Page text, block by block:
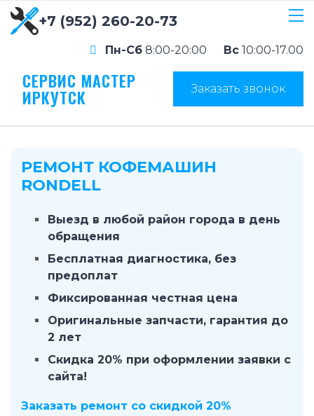
+7 (952) 260-20-73
Пн-Сб 8:00-20:00 Вс 10:00-17.00
СЕРВИС МАСТЕР
ИРКУТСК Заказать звонок
РЕМОНТ КОФЕМАШИН
RONDELL
Выезд в любой район города в день
обращения
Бесплатная диагностика, без
предоплат
Фиксированная честная цена
Оригинальные запчасти, гарантия до
2 лет
Скидка 20% при оформлении заявки с
сайта!
Заказать ремонт со скидкой 20%